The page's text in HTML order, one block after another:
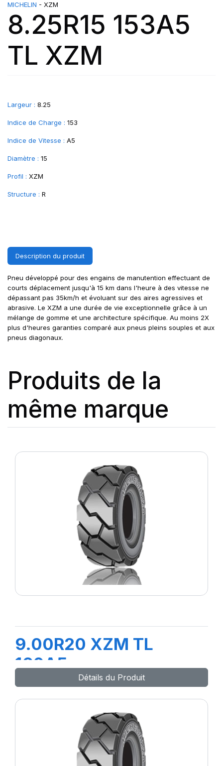
MICHELIN - XZM
8.25R15 153A5
TL XZM
Largeur : 8.25
Indice de Charge : 153
Indice de Vitesse : A5
Diamètre : 15
Profil : XZM
Structure : R
Description du produit
Pneu développé pour des engains de manutention effectuant de
courts déplacement jusqu'à 15 km dans l'heure à des vitesse ne
dépassant pas 35km/h et évoluant sur des aires agressives et
abrasive. Le XZM a une durée de vie exceptionnelle grâce à un
mélange de gomme et une architecture spécifique. Au moins 2X
plus d'heures garanties comparé aux pneus pleins souples et aux
pneus diagonaux.
Produits de la
même marque
9.00R20 XZM TL
160A5
Détails du Produit